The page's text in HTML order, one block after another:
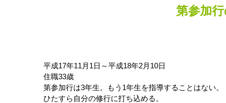
第参加
平成17年11月1日～平成18年2月10日
住職33歳
第参加行は3年生。もう1年生を指導することはない。
ひたすら自分の修行に打ち込める。